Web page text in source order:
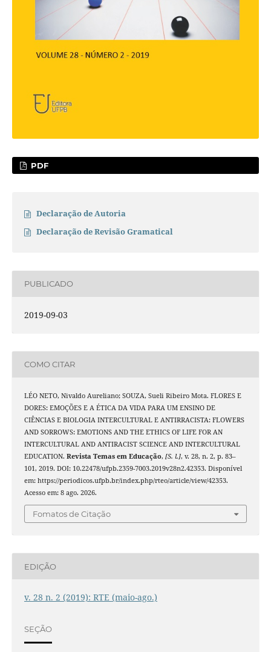
PDF
Declaração de Autoria
Declaração de Revisão Gramatical
PUBLICADO
2019-09-03
COMO CITAR
LÉO NETO, Nivaldo Aureliano; SOUZA, Sueli Ribeiro Mota. FLORES E
DORES: EMOÇÕES E A ÉTICA DA VIDA PARA UM ENSINO DE
CIÊNCIAS E BIOLOGIA INTERCULTURAL E ANTIRRACISTA: FLOWERS
AND SORROWS: EMOTIONS AND THE ETHICS OF LIFE FOR AN
INTERCULTURAL AND ANTIRACIST SCIENCE AND INTERCULTURAL
EDUCATION. Revista Temas em Educação, [S. l.], v. 28, n. 2, p. 83–
101, 2019. DOI: 10.22478/ufpb.2359-7003.2019v28n2.42353. Disponível
em: https://periodicos.ufpb.br/index.php/rteo/article/view/42353.
Acesso em: 8 ago. 2026.
Fomatos de Citação
EDIÇÃO
v. 28 n. 2 (2019): RTE (maio-ago.)
SEÇÃO